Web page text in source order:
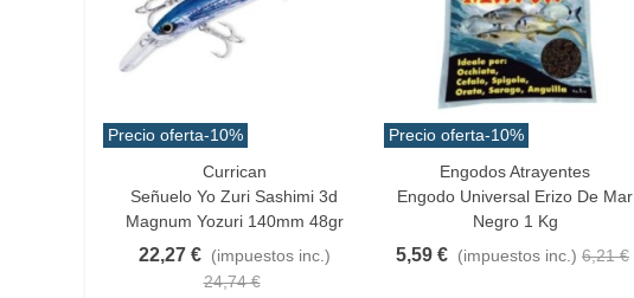
Precio oferta-10%
FavoritoCurrican
Señuelo Yo Zuri Sashimi 3d
Magnum Yozuri 140mm 48gr
22,27 € (impuestos inc.)
24,74 €
Precio oferta-10%
Añadir Al Carrito
Engodos Atrayentes
Engodo Universal Erizo De Mar
Negro 1 Kg
5,59 € (impuestos inc.) 6,21 €